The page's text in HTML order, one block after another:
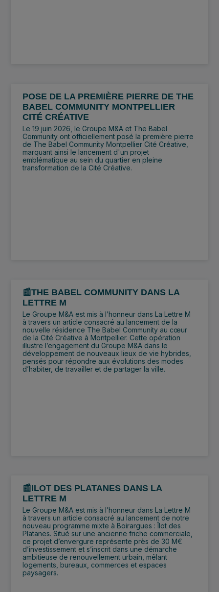
POSE DE LA PREMIÈRE PIERRE DE THE
BABEL COMMUNITY MONTPELLIER
CITÉ CRÉATIVE
Le 19 juin 2026, le Groupe M&A et The Babel
Community ont officiellement posé la première pierre
de The Babel Community Montpellier Cité Créative,
marquant ainsi le lancement d'un projet
emblématique au sein du quartier en pleine
transformation de la Cité Créative.
📰THE BABEL COMMUNITY DANS LA
LETTRE M
Le Groupe M&A est mis à l’honneur dans La Lettre M
à travers un article consacré au lancement de la
nouvelle résidence The Babel Community au cœur
de la Cité Créative à Montpellier. Cette opération
illustre l’engagement du Groupe M&A dans le
développement de nouveaux lieux de vie hybrides,
pensés pour répondre aux évolutions des modes
d’habiter, de travailler et de partager la ville.
📰ILOT DES PLATANES DANS LA
LETTRE M
Le Groupe M&A est mis à l’honneur dans La Lettre M
à travers un article consacré au lancement de notre
nouveau programme mixte à Boirargues : Îlot des
Platanes. Situé sur une ancienne friche commerciale,
ce projet d’envergure représente près de 30 M€
d’investissement et s’inscrit dans une démarche
ambitieuse de renouvellement urbain, mêlant
logements, bureaux, commerces et espaces
paysagers.